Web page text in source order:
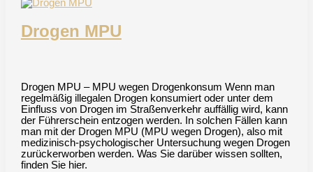
Drogen MPU
Drogen MPU – MPU wegen Drogenkonsum Wenn man
regelmäßig illegalen Drogen konsumiert oder unter dem
Einfluss von Drogen im Straßenverkehr auffällig wird, kann
der Führerschein entzogen werden. In solchen Fällen kann
man mit der Drogen MPU (MPU wegen Drogen), also mit
medizinisch-psychologischer Untersuchung wegen Drogen
zurückerworben werden. Was Sie darüber wissen sollten,
finden Sie hier.